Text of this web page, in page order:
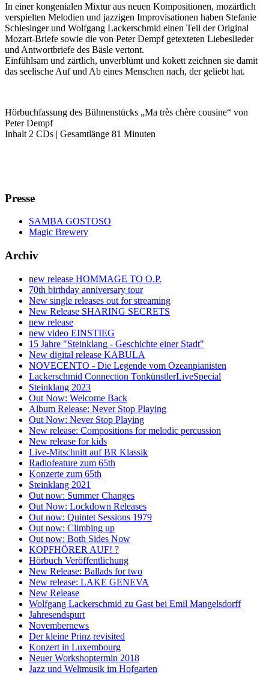
In einer kongenialen Mixtur aus neuen Kompositionen, mozärtlich
verspielten Melodien und jazzigen Improvisationen haben Stefanie
Schlesinger und Wolfgang Lackerschmid einen Teil der Original
Mozart-Briefe sowie die von Peter Dempf getexteten Liebeslieder
und Antwortbriefe des Bäsle vertont.
Einfühlsam und zärtlich, unverblümt und kokett zeichnen sie damit
das seelische Auf und Ab eines Menschen nach, der geliebt hat.
Hörbuchfassung des Bühnenstücks „Ma très chère cousine“ von
Peter Dempf
Inhalt 2 CDs | Gesamtlänge 81 Minuten
Presse
SAMBA GOSTOSO
Magic Brewery
Archiv
new release HOMMAGE TO O.P.
70th birthday anniversary tour
New single releases out for streaming
New Release SHARING SECRETS
new release
new video EINSTIEG
15 Jahre "Steinklang - Geschichte einer Stadt"
New digital release KABULA
NOVECENTO - Die Legende vom Ozeanpianisten
Lackerschmid Connection TonkünstlerLiveSpecial
Steinklang 2023
Out Now: Welcome Back
Album Release: Never Stop Playing
Out Now: Never Stop Playing
New release: Compositions for melodic percussion
New release for kids
Live-Mitschnitt auf BR Klassik
Radiofeature zum 65th
Konzerte zum 65th
Steinklang 2021
Out now: Summer Changes
Out Now: Lockdown Releases
Out now: Quintet Sessions 1979
Out now: Climbing up
Out now: Both Sides Now
KOPFHÖRER AUF! ?
Hörbuch Veröffentlichung
New Release: Ballads for two
New release: LAKE GENEVA
New Release
Wolfgang Lackerschmid zu Gast bei Emil Mangelsdorff
Jahresendspurt
Novembernews
Der kleine Prinz revisited
Konzert in Luxembourg
Neuer Workshoptermin 2018
Jazz und Weltmusik im Hofgarten